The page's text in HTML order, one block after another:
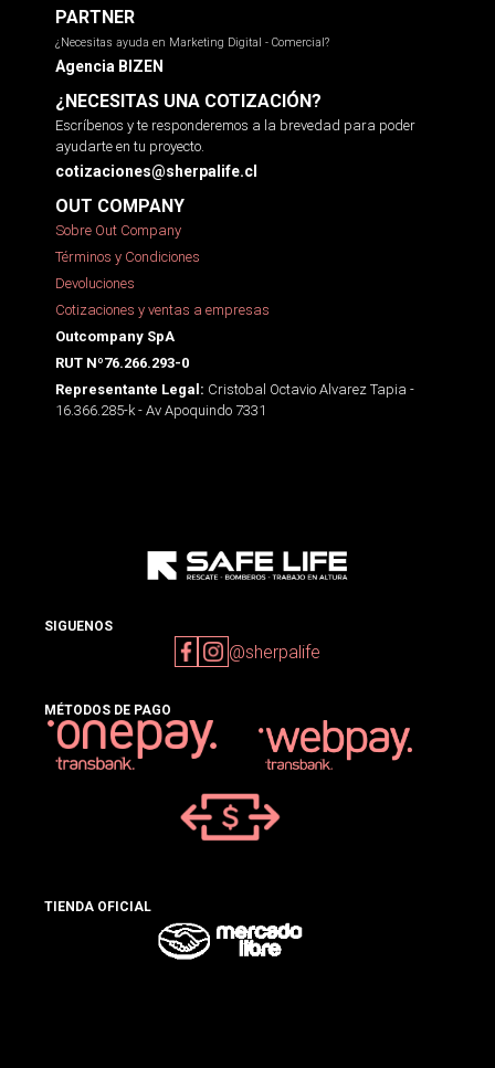
PARTNER
¿Necesitas ayuda en Marketing Digital - Comercial?
Agencia BIZEN
¿NECESITAS UNA COTIZACIÓN?
Escríbenos y te responderemos a la brevedad para poder
ayudarte en tu proyecto.
cotizaciones@sherpalife.cl
OUT COMPANY
Sobre Out Company
Términos y Condiciones
Devoluciones
Cotizaciones y ventas a empresas
Outcompany SpA
RUT Nº76.266.293-0
Representante Legal: Cristobal Octavio Alvarez Tapia -
16.366.285-k - Av Apoquindo 7331
SIGUENOS
@sherpalife
MÉTODOS DE PAGO
TIENDA OFICIAL